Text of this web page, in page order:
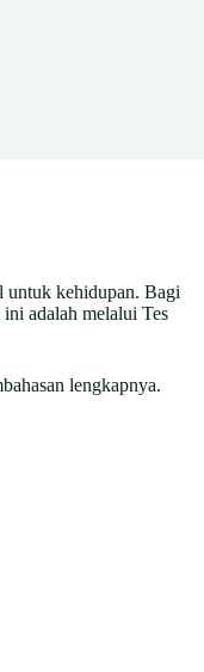
untuk kehidupan. Bagi
adalah melalui Tes
lengkapnya.